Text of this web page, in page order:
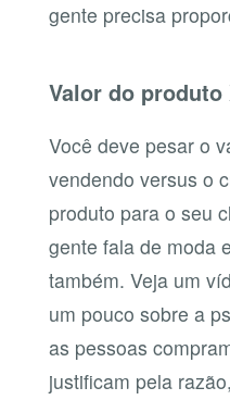
gente precisa
Valor do
Você deve pesar o
vendendo versus o
produto para o seu
gente fala de moda
também. Veja um
um pouco sobre a
as pessoas
justificam pela